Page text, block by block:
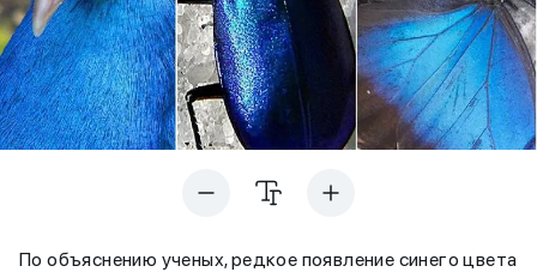
По объяснению ученых, редкое появление синего цвета